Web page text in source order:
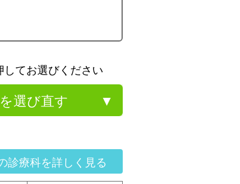
てお選びください
選び直す
診療科を詳しく見る